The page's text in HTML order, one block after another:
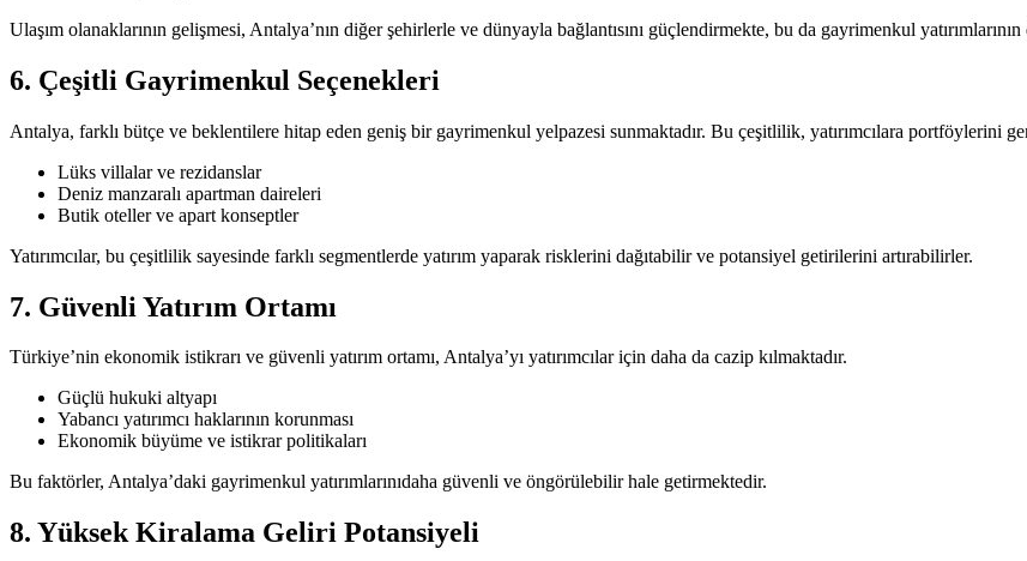
Ulaşım olanaklarının gelişmesi, Antalya’nın diğer şehirlerle ve dünyayla bağlantısını güçlendirmekte, bu da gayrimenkul yatırımlarının
6. Çeşitli Gayrimenkul Seçenekleri
Antalya, farklı bütçe ve beklentilere hitap eden geniş bir gayrimenkul yelpazesi sunmaktadır. Bu çeşitlilik, yatırımcılara portföylerini
Lüks villalar ve rezidanslar
Deniz manzaralı apartman daireleri
Butik oteller ve apart konseptler
Yatırımcılar, bu çeşitlilik sayesinde farklı segmentlerde yatırım yaparak risklerini dağıtabilir ve potansiyel getirilerini artırabilirler.
7. Güvenli Yatırım Ortamı
Türkiye’nin ekonomik istikrarı ve güvenli yatırım ortamı, Antalya’yı yatırımcılar için daha da cazip kılmaktadır.
Güçlü hukuki altyapı
Yabancı yatırımcı haklarının korunması
Ekonomik büyüme ve istikrar politikaları
Bu faktörler, Antalya’daki gayrimenkul yatırımlarınıdaha güvenli ve öngörülebilir hale getirmektedir.
8. Yüksek Kiralama Geliri Potansiyeli